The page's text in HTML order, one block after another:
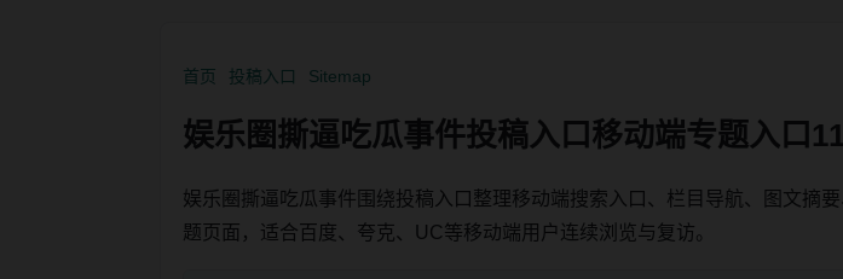
首页 投稿入口 Sitemap
娱乐圈撕逼吃瓜事件投稿入口移动端专题入口
娱乐圈撕逼吃瓜事件围绕投稿入口整理移动端搜索入口、栏目导航、图文摘
题页面，适合百度、夸克、UC等移动端用户连续浏览与复访。